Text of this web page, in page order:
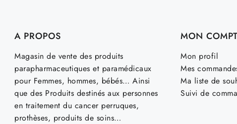
A PROPOS
Magasin de vente des produits
parapharmaceutiques et paramédicaux
pour Femmes, hommes, bébés… Ainsi
que des Produits destinés aux personnes
en traitement du cancer perruques,
prothèses, produits de soins…
MON
Mon profil
Mes
Ma liste de
Suivi de